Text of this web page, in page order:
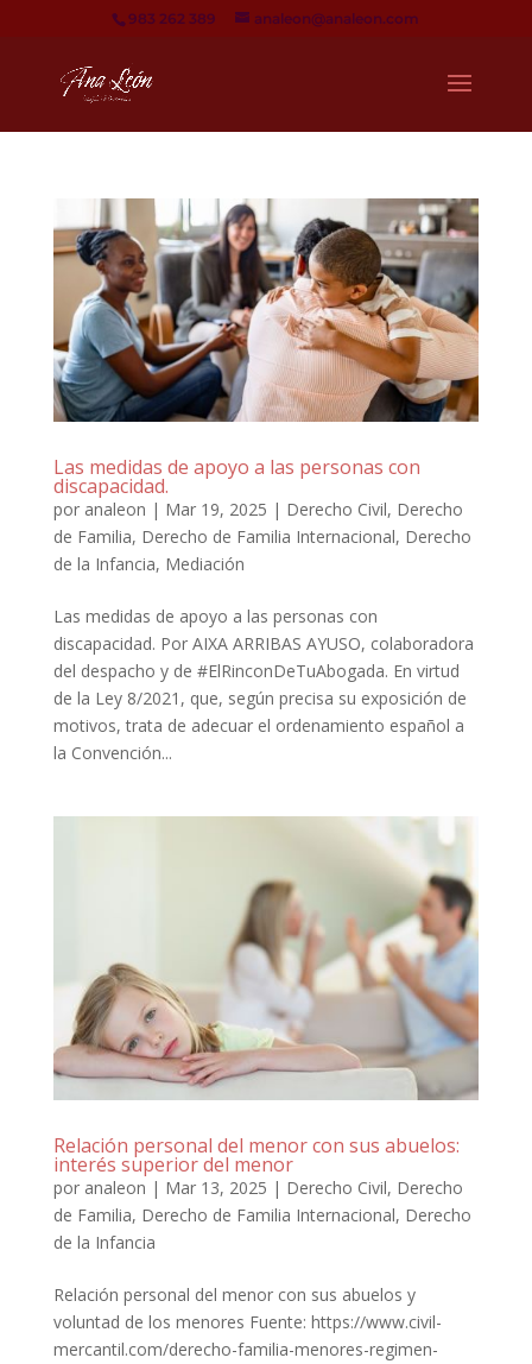
983 262 389 analeon@analeon.com
Las medidas de apoyo a las personas con
discapacidad.
por analeon | Mar 19, 2025 | Derecho Civil, Derecho
de Familia, Derecho de Familia Internacional, Derecho
de la Infancia, Mediación
Las medidas de apoyo a las personas con
discapacidad. Por AIXA ARRIBAS AYUSO, colaboradora
del despacho y de #ElRinconDeTuAbogada. En virtud
de la Ley 8/2021, que, según precisa su exposición de
motivos, trata de adecuar el ordenamiento español a
la Convención...
Relación personal del menor con sus abuelos:
interés superior del menor
por analeon | Mar 13, 2025 | Derecho Civil, Derecho
de Familia, Derecho de Familia Internacional, Derecho
de la Infancia
Relación personal del menor con sus abuelos y
voluntad de los menores Fuente: https://www.civil-
mercantil.com/derecho-familia-menores-regimen-